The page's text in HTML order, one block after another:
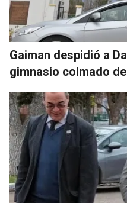
Gaiman despidió a
gimnasio colmado